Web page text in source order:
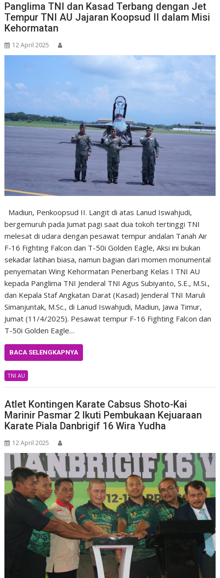
Panglima TNI dan Kasad Terbang dengan Jet
Tempur TNI AU Jajaran Koopsud II dalam Misi
Kehormatan
12 April 2025
Madiun, Penkoopsud II. Langit di atas Lanud Iswahjudi,
bergemuruh pada Jumat pagi saat dua tokoh tertinggi TNI
melesat di udara dengan pesawat tempur andalan Tanah Air
F-16 Fighting Falcon dan T-50i Golden Eagle, Aksi ini bukan
sekadar latihan biasa, namun bagian dari momen monumental
penyematan Wing Kehormatan Penerbang Kelas I TNI AU
kepada Panglima TNI Jenderal TNI Agus Subiyanto, S.E., M.Si.,
dan Kepala Staf Angkatan Darat (Kasad) Jenderal TNI Maruli
Simanjuntak, M.Sc., di Lanud Iswahjudi, Madiun, Jawa Timur,
Jumat (11/4/2025). Pesawat tempur F-16 Fighting Falcon dan
T-50i Golden Eagle…
BACA SELENGKAPNYA
TNI AU
Atlet Kontingen Karate Cabsus Shoto-Kai
Marinir Pasmar 2 Ikuti Pembukaan Kejuaraan
Karate Piala Danbrigif 16 Wira Yudha
12 April 2025